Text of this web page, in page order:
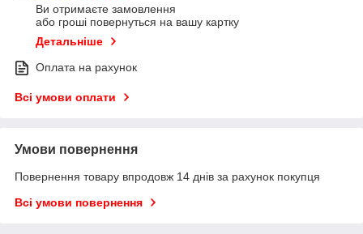
Ви отримаєте замовлення
або гроші повернуться на вашу картку
Детальніше
Оплата на рахунок
Всі умови оплати
Умови повернення
Повернення товару впродовж 14 днів за рахунок покупця
Всі умови повернення